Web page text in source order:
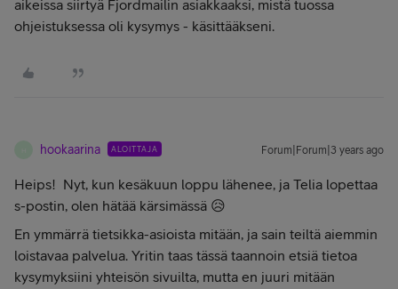
aikeissa siirtyä Fjordmailin asiakkaaksi, mistä tuossa
ohjeistuksessa oli kysymys - käsittääkseni.
hookaarina ALOITTAJA Forum|Forum|3 years ago
Heips! Nyt, kun kesäkuun loppu lähenee, ja Telia lopettaa
s-postin, olen hätää kärsimässä 😥
En ymmärrä tietsikka-asioista mitään, ja sain teiltä aiemmin
loistavaa palvelua. Yritin taas tässä taannoin etsiä tietoa
kysymyksiini yhteisön sivuilta, mutta en juuri mitään